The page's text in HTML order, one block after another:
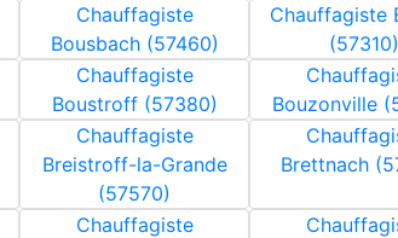
Chauffagiste
Bousbach (57460)
Chauffagiste
(57310)
Chauffagiste
Boustroff (57380)
Bouzonville
Chauffagiste
Breistroff-la-Grande
(57570)
Brettnach
Chauffagiste